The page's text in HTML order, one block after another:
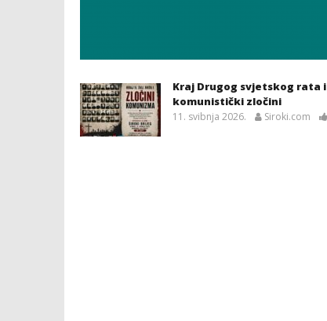
Kraj Drugog svjetskog rata i
komunistički zločini
11. svibnja 2026. Siroki.com